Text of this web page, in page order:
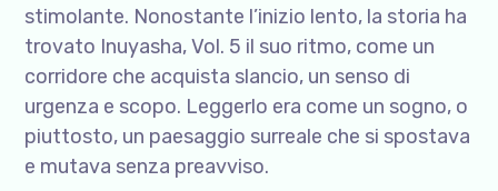
stimolante. Nonostante l’inizio lento, la storia ha
trovato Inuyasha, Vol. 5 il suo ritmo, come un
corridore che acquista slancio, un senso di
urgenza e scopo. Leggerlo era come un sogno, o
piuttosto, un paesaggio surreale che si spostava
e mutava senza preavviso.